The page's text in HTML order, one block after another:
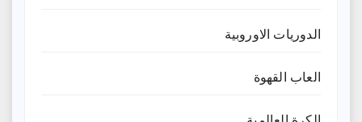
الدوريات الاوروبية
العاب القهوة